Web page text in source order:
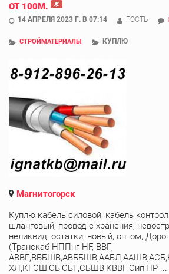
ОТ 100М.
14 АПРЕЛЯ 2023 Г. В 07:14 ГОСТЬ
СТРОЙМАТЕРИАЛЫ КУПЛЮ
Магнитогорск
Куплю кабель силовой, кабель
шланговый, провод с хранения,
неликвид, остатки, новый, оптом,
(Транскаб НППнг HF, ВВГ,
ХЛ,КГЭШ,СБ,СБГ,СБШВ,КВВГ,Сип,НР ...